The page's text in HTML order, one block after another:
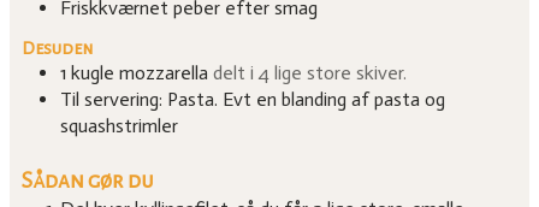
Friskkværnet peber efter smag
Desuden
1 kugle mozzarella delt i 4 lige store skiver.
Til servering: Pasta. Evt en blanding af pasta og
squashstrimler
Sådan gør du